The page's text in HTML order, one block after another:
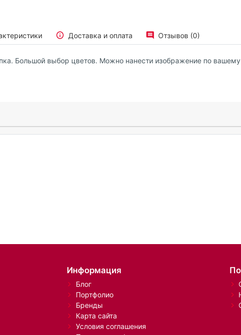
Доставка и оплата Отзывов (0)
Большой выбор цветов. Можно нанести изображение по
Информация
Блог
Портфолио
Бренды
Карта сайта
Условия соглашения